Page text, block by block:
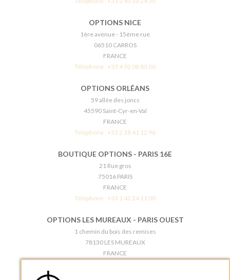
OPTIONS NICE
1ère avenue - 15ème rue
06510 CARROS
FRANCE
Téléphone : +33 4 92 08 83 00
OPTIONS ORLÉANS
59 allée des joncs
45590 Saint-Cyr-en-Val
FRANCE
Téléphone : +33 2 38 41 12 96
BOUTIQUE OPTIONS - PARIS 16E
21 Rue gros
75016 PARIS
FRANCE
Téléphone : +33 1 42 24 11 00
OPTIONS LES MUREAUX - PARIS OUEST
1 chemin du bois des remises
78130 LES MUREAUX
FRANCE